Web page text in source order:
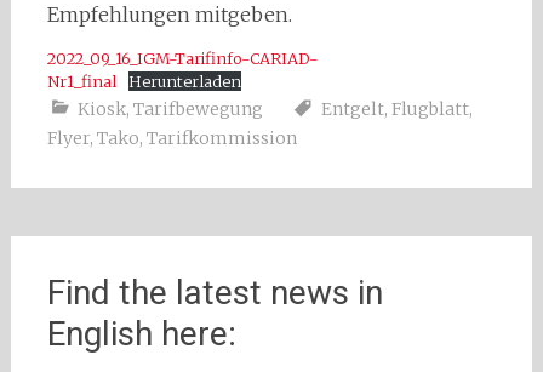
Empfehlungen mitgeben.
2022_09_16_IGM-Tarifinfo-CARIAD-
Nr1_final
Herunterladen
Kiosk, Tarifbewegung Entgelt, Flugblatt,
Flyer, Tako, Tarifkommission
Find the latest news in
English here: